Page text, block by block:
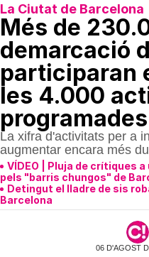
La Ciutat de Barcelona
Més de
demarcació
participaran
les 4.000
La xifra d'activitats per a
augmentar encara més
VÍDEO | Pluja de crítiques
pels "barris chungos" de
Detingut el lladre de sis
Barcelona
06 D'AGOST